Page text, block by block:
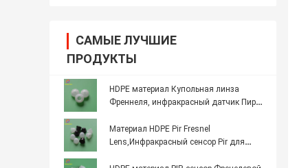
САМЫЕ ЛУЧШИЕ
ПРОДУКТЫ
HDPE материал Купольная линза
Френнеля, инфракрасный датчик Пира,
018090-LW
Материал HDPE Pir Fresnel
Lens,Инфракрасный сенсор Pir для